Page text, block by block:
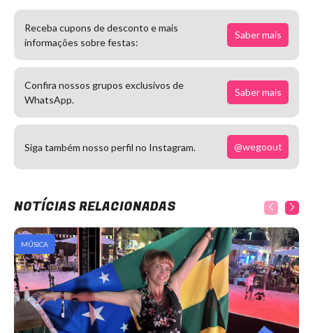
Receba cupons de desconto e mais
informações sobre festas:
Saber mais
Confira nossos grupos exclusivos de
WhatsApp.
Saber mais
Siga também nosso perfil no Instagram. @wegoout
NOTÍCIAS RELACIONADAS
MÚSICA